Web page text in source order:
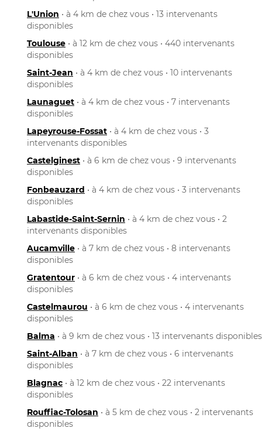
L'Union • à 4 km de chez vous • 13 intervenants
disponibles
Toulouse • à 12 km de chez vous • 440 intervenants
disponibles
Saint-Jean • à 4 km de chez vous • 10 intervenants
disponibles
Launaguet • à 4 km de chez vous • 7 intervenants
disponibles
Lapeyrouse-Fossat • à 4 km de chez vous • 3
intervenants disponibles
Castelginest • à 6 km de chez vous • 9 intervenants
disponibles
Fonbeauzard • à 4 km de chez vous • 3 intervenants
disponibles
Labastide-Saint-Sernin • à 4 km de chez vous • 2
intervenants disponibles
Aucamville • à 7 km de chez vous • 8 intervenants
disponibles
Gratentour • à 6 km de chez vous • 4 intervenants
disponibles
Castelmaurou • à 6 km de chez vous • 4 intervenants
disponibles
Balma • à 9 km de chez vous • 13 intervenants disponibles
Saint-Alban • à 7 km de chez vous • 6 intervenants
disponibles
Blagnac • à 12 km de chez vous • 22 intervenants
disponibles
Rouffiac-Tolosan • à 5 km de chez vous • 2 intervenants
disponibles